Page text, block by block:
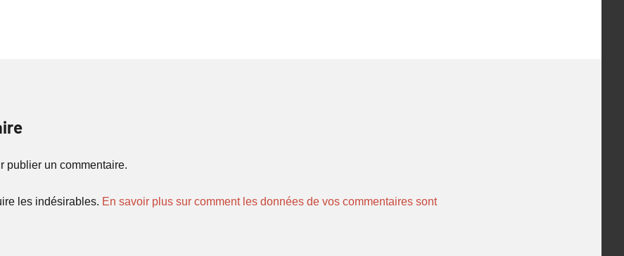
publier un commentaire.
les indésirables. En savoir plus sur comment les données de vos commentaires sont